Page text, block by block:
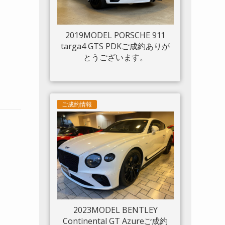
2019MODEL PORSCHE 911
targa4 GTS PDKご成約ありが
とうございます。
ご成約情報
2023MODEL BENTLEY
Continental GT Azureご成約